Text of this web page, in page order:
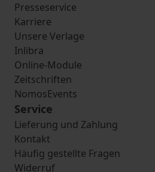
Presseservice
Karriere
Unsere Verlage
Inlibra
Online-Module
Zeitschriften
NomosEvents
Service
Lieferung und Zahlung
Kontakt
Häufig gestellte Fragen
Widerruf